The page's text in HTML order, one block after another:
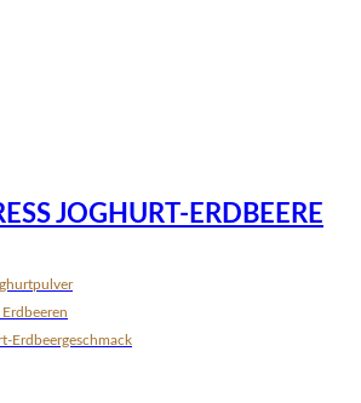
JOGHURT-ERDBEERE
Erdbeergeschmack